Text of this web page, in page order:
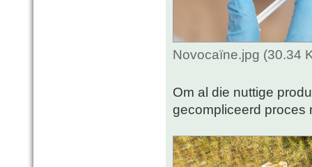
Novocaïne.jpg (30.34
Om al die nuttige
gecompliceerd proces